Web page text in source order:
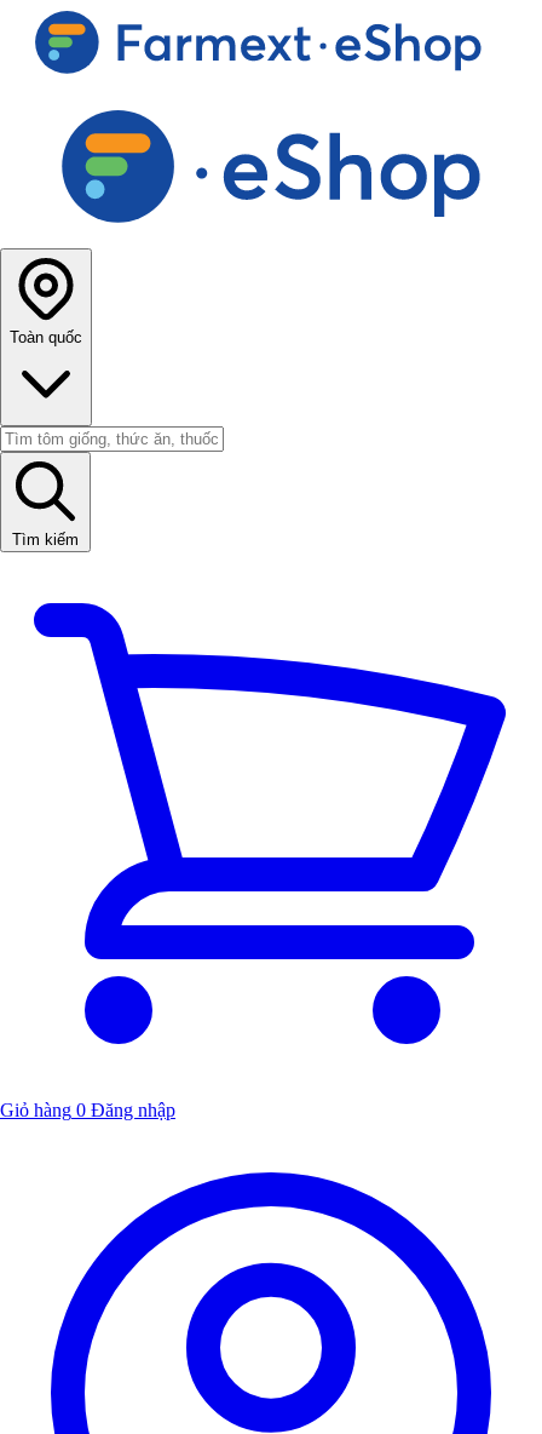
Toàn quốc
Tìm kiếm
Giỏ hàng 0 Đăng nhập